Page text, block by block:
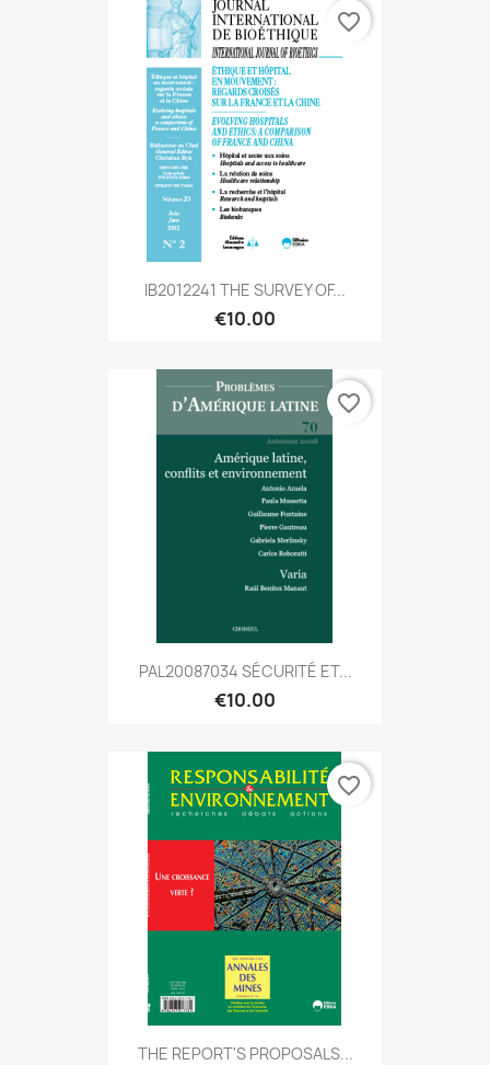
IB2012241 THE SURVEY OF...
€10.00
favorite_border
PAL20087034 SÉCURITÉ ET...
€10.00
favorite_border
THE REPORT'S PROPOSALS...
favorite_border